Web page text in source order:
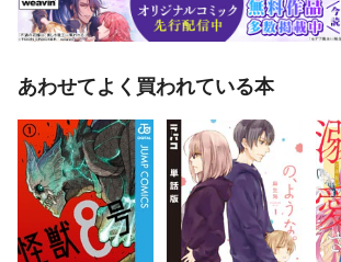
あわせてよく買われている本